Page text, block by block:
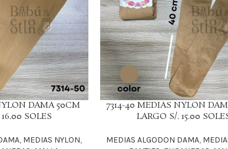
DAMA 50CM
SOLES
, MEDIAS NYLON,
LEER MÁS
7314-40 MEDIAS NYLON
LARGO S/. 15.00
MEDIAS ALGODON DAMA,